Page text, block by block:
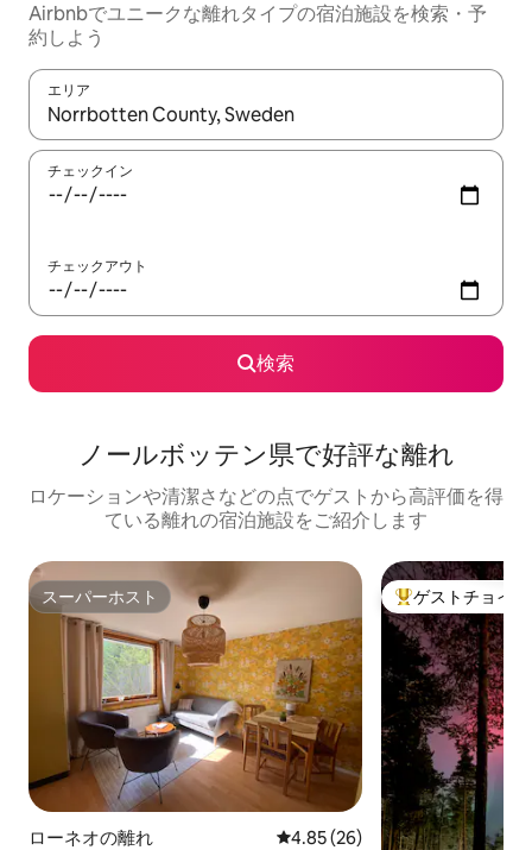
Airbnbでユニークな離れタイプの宿泊施設を検索・予
約しよう
エリア
検索結果が表示されたら、上下の矢印キーを使って移動するか
チェックイン
チェックアウト
検索
ノールボッテン県で好評な離れ
ロケーションや清潔さなどの点でゲストから高評価を得
ている離れの宿泊施設をご紹介します
スーパーホスト
スーパーホスト
ローネオの離れ レビュー26件、5つ星中4.85つ
4.85 (26)
大好評のゲスト
ゲストチョイス